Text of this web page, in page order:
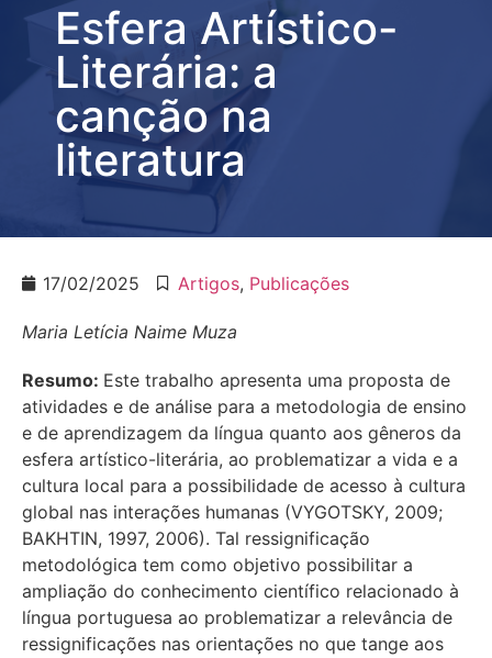
Esfera Artístico-
Literária: a
canção na
literatura
17/02/2025 Artigos, Publicações
Maria Letícia Naime Muza
Resumo: Este trabalho apresenta uma proposta de
atividades e de análise para a metodologia de ensino
e de aprendizagem da língua quanto aos gêneros da
esfera artístico-literária, ao problematizar a vida e a
cultura local para a possibilidade de acesso à cultura
global nas interações humanas (VYGOTSKY, 2009;
BAKHTIN, 1997, 2006). Tal ressignificação
metodológica tem como objetivo possibilitar a
ampliação do conhecimento científico relacionado à
língua portuguesa ao problematizar a relevância de
ressignificações nas orientações no que tange aos